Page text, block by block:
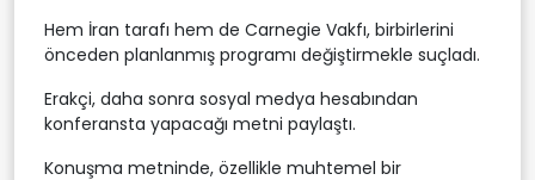
Hem İran tarafı hem de Carnegie Vakfı, birbirlerini
önceden planlanmış programı değiştirmekle suçladı.
Erakçi, daha sonra sosyal medya hesabından
konferansta yapacağı metni paylaştı.
Konuşma metninde, özellikle muhtemel bir